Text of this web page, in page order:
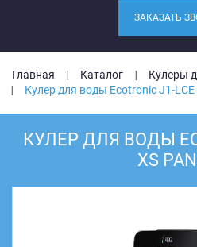
ЗАКАЗАТЬ
Главная Каталог Кулеры
Кулер для воды Ecotronic J1-LCE
КУЛЕР ДЛЯ ВОДЫ
XS